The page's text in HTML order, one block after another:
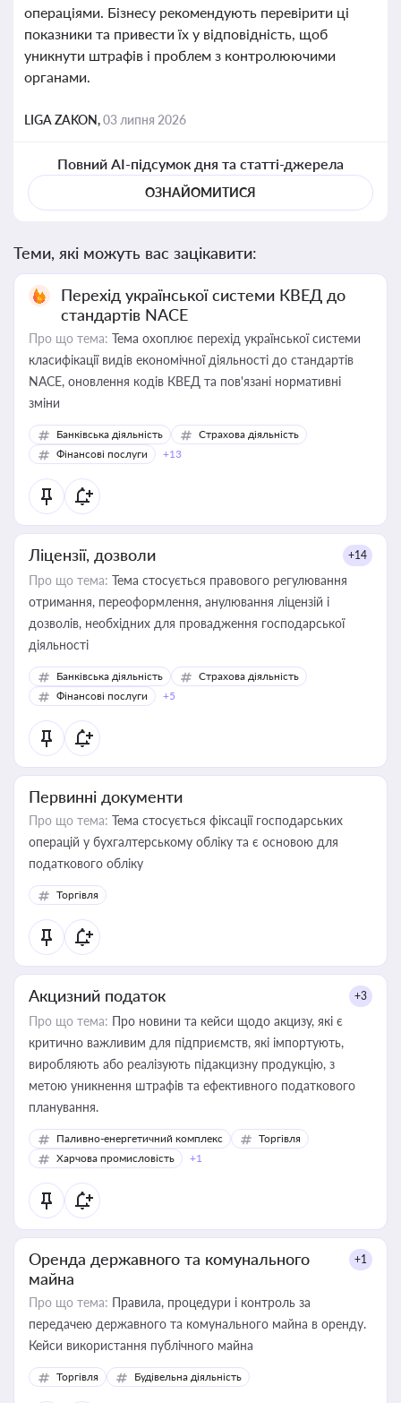
операціями. Бізнесу рекомендують перевірити ці
показники та привести їх у відповідність, щоб
уникнути штрафів і проблем з контролюючими
органами.
LIGA ZAKON,03 липня 2026
Повний AI-підсумок дня та статті-джерела
ОЗНАЙОМИТИСЯ
Теми, які можуть вас зацікавити:
Перехід української системи КВЕД до
стандартів NACE
Про що тема: Тема охоплює перехід української системи
класифікації видів економічної діяльності до стандартів
NACE, оновлення кодів КВЕД та пов'язані нормативні
зміни
Банківська діяльність
Страхова діяльність
Фінансові послуги
+13
Ліцензії, дозволи +14
Про що тема: Тема стосується правового регулювання
отримання, переоформлення, анулювання ліцензій і
дозволів, необхідних для провадження господарської
діяльності
Банківська діяльність
Страхова діяльність
Фінансові послуги
+5
Первинні документи
Про що тема: Тема стосується фіксації господарських
операцій у бухгалтерському обліку та є основою для
податкового обліку
Торгівля
Акцизний податок +3
Про що тема: Про новини та кейси щодо акцизу, які є
критично важливим для підприємств, які імпортують,
виробляють або реалізують підакцизну продукцію, з
метою уникнення штрафів та ефективного податкового
планування.
Паливно-енергетичний комплекс
Торгівля
Харчова промисловість
+1
Оренда державного та комунального
майна
+1
Про що тема: Правила, процедури і контроль за
передачею державного та комунального майна в оренду.
Кейси використання публічного майна
Торгівля Будівельна діяльність